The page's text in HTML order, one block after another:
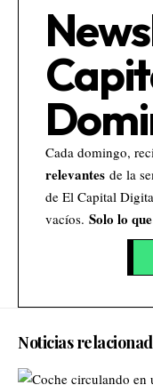
Cada domingo,
relevantes de la
de El Capital
vacíos. Solo lo
Noticias